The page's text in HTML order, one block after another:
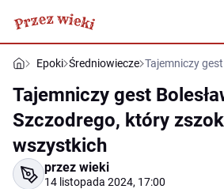
Epoki Średniowiecze Tajemniczy
Tajemniczy gest
Szczodrego, który
wszystkich
przez wieki
14 listopada 2024, 17:00